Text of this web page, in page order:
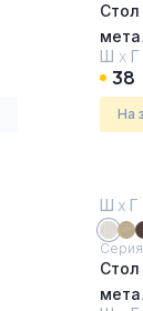
Дуб
Ш х Г
38
Ш х Г